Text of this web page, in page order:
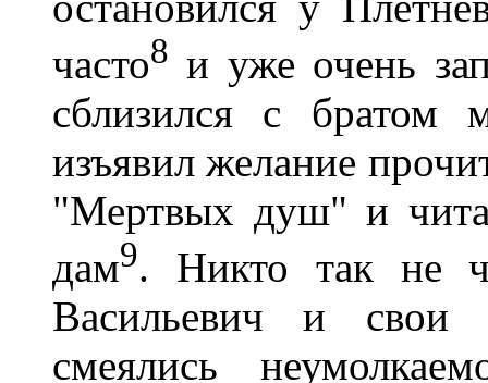
часто8 и уже очень
сблизился с братом
изъявил желание
"Мертвых душ" и
дам9. Никто так не
Васильевич и
смеялись